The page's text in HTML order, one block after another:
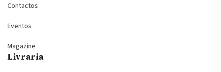
Contactos
Eventos
Magazine
Livraria